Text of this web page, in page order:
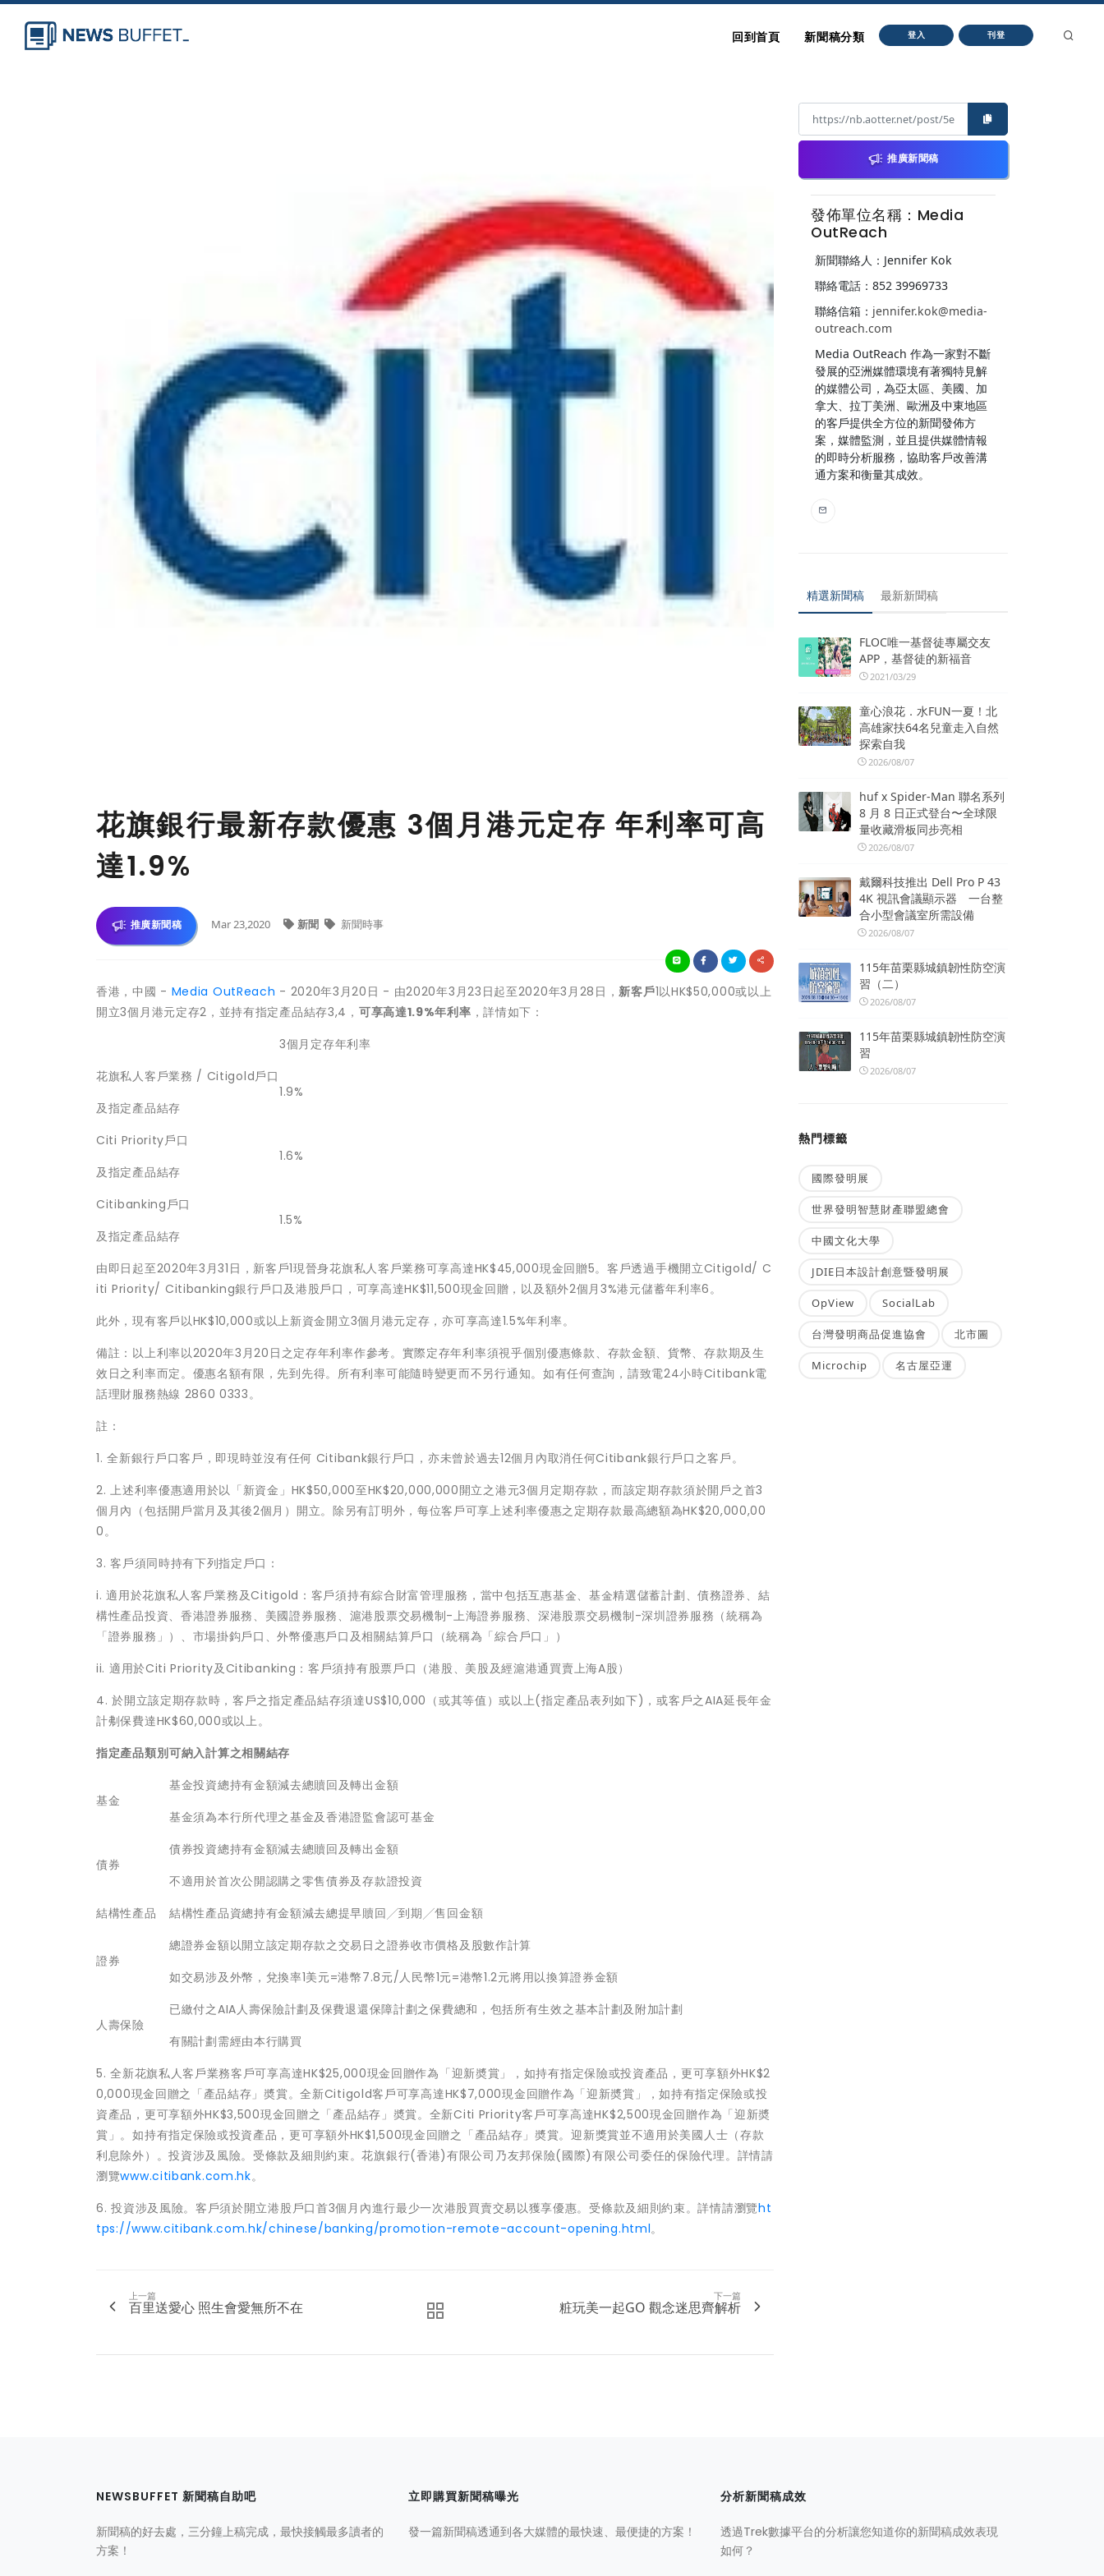
回到首頁 新聞稿分類 登入 刊登
花旗銀行最新存款優惠 3個月港元定存 年利率可高
達1.9%
推廣新聞稿 Mar 23,2020 新聞 新聞時事
香港，中國 - Media OutReach - 2020年3月20日 - 由2020年3月23日起至2020年3月28日，新客戶1以HK$50,000或以上
開立3個月港元定存2，並持有指定產品結存3,4， 可享高達1.9%年利率 ，詳情如下：
3個月定存年利率
花旗私人客戶業務 / Citigold戶口
及指定產品結存
1.9%
Citi Priority戶口
及指定產品結存
1.6%
Citibanking戶口
及指定產品結存
1.5%
由即日起至2020年3 月31 日 ， 新客戶1現晉身花旗私人客戶業務可享高達HK$45,000現金回贈5。客戶透過手機開立Citigold/ C
iti Priority/ Citibanking銀行戶口及港股戶口，可享高達HK$11,500現金回贈，以及額外2個月3%港元儲蓄年利率6。
此外，現有客戶以HK$10,000或以上新資金開立3個月港元定存，亦可享高達1.5%年利率。
備註：以上利率以2020年3月20日之定存年利率作參考。實際定存年利率須視乎個別優惠條款、存款金額、貨幣、存款期及生
效日之利率而定。優惠名額有限，先到先得。所有利率可能隨時變更而不另行通知。如有任何查詢，請致電24小時Citibank電
話理財服務熱線 2860 0333。
註：
1. 全新銀行戶口客戶，即現時並沒有任何 Citibank銀行戶口，亦未曾於過去12個月內取消任何Citibank銀行戶口之客戶。
2. 上述利率優惠適用於以「新資金」HK$50,000至HK$20,000,000開立之港元3個月定期存款，而該定期存款須於開戶之首3
個月內（包括開戶當月及其後2個月）開立。除另有訂明外，每位客戶可享上述利率優惠之定期存款最高總額為HK$20,000,00
0。
3. 客戶須同時持有下列指定戶口：
i. 適用於花旗私人客戶業務及Citigold：客戶須持有綜合財富管理服務，當中包括互惠基金、基金精選儲蓄計劃、債務證券、結
構性產品投資、香港證券服務、美國證券服務、滬港股票交易機制-上海證券服務、深港股票交易機制-深圳證券服務（統稱為
「證券服務」）、市場掛鈎戶口、外幣優惠戶口及相關結算戶口（統稱為「綜合戶口」）
ii. 適用於Citi Priority及Citibanking：客戶須持有股票戶口（港股、美股及經滬港通買賣上海A股）
4. 於開立該定期存款時，客戶之指定產品結存須達US$10,000（或其等值）或以上(指定產品表列如下)，或客戶之AIA延長年金
計刜保費達HK$60,000或以上。
指定產品類別可納入計算之相關結存
基金
基金投資總持有金額減去總贖回及轉出金額
基金須為本行所代理之基金及香港證監會認可基金
債券
債券投資總持有金額減去總贖回及轉出金額
不適用於首次公開認購之零售債券及存款證投資
結構性產品
結構性產品資總持有金額減去總提早贖回╱到期╱售回金額
證券
總證券金額以開立該定期存款之交易日之證券收市價格及股數作計算
如交易涉及外幣，兌換率1美元=港幣7.8元/人民幣1元=港幣1.2元將用以換算證券金額
人壽保險
已繳付之AIA人壽保險計劃及保費退還保障計劃之保費總和，包括所有生效之基本計劃及附加計劃
有關計劃需經由本行購買
5. 全新花旗私人客戶業務客戶可享高達HK$25,000現金回贈作為「迎新奬賞」，如持有指定保險或投資產品，更可享額外HK$2
0,000現金回贈之「產品結存」奬賞。全新Citigold客戶可享高達HK$7,000現金回贈作為「迎新奬賞」，如持有指定保險或投
資產品，更可享額外HK$3,500現金回贈之「產品結存」奬賞。全新Citi Priority客戶可享高達HK$2,500現金回贈作為「迎新奬
賞」。如持有指定保險或投資產品，更可享額外HK$1,500現金回贈之「產品結存」奬賞。迎新獎賞並不適用於美國人士（存款
利息除外）。投資涉及風險。受條款及細則約束。花旗銀行(香港)有限公司乃友邦保險(國際)有限公司委任的保險代理。詳情請
瀏覽www.citibank.com.hk。
6. 投資涉及風險。客戶須於開立港股戶口首3個月內進行最少一次港股買賣交易以獲享優惠。受條款及細則約束。詳情請瀏覽ht
tps://www.citibank.com.hk/chinese/banking/promotion-remote-account-opening.html。
上一篇
百里送愛心 照生會愛無所不在
下一篇
粧玩美一起GO 觀念迷思齊解析
推廣新聞稿
發佈單位名稱：Media
OutReach
新聞聯絡人：Jennifer Kok
聯絡電話：852 39969733
聯絡信箱： jennifer.kok@media-
outreach.com
Media OutReach 作為一家對不斷
發展的亞洲媒體環境有著獨特見解
的媒體公司，為亞太區、美國、加
拿大、拉丁美洲、歐洲及中東地區
的客戶提供全方位的新聞發佈方
案，媒體監測，並且提供媒體情報
的即時分析服務，協助客戶改善溝
通方案和衡量其成效。
精選新聞稿 最新新聞稿
FLOC唯一基督徒專屬交友
APP，基督徒的新福音
2021/03/29
童心浪花．水FUN一夏！北
高雄家扶64名兒童走入自然
探索自我
2026/08/07
huf x Spider-Man 聯名系列
8 月 8 日正式登台〜全球限
量收藏滑板同步亮相
2026/08/07
戴爾科技推出 Dell Pro P 43
4K 視訊會議顯示器 一台整
合小型會議室所需設備
2026/08/07
115年苗栗縣城鎮韌性防空演
習（二）
2026/08/07
115年苗栗縣城鎮韌性防空演
習
2026/08/07
熱門標籤
國際發明展
世界發明智慧財產聯盟總會
中國文化大學
JDIE日本設計創意暨發明展
OpView SocialLab
台灣發明商品促進協會 北市圖
Microchip 名古屋亞運
NEWSBUFFET 新聞稿自助吧
新聞稿的好去處，三分鐘上稿完成，最快接觸最多讀者的
方案！
立即購買新聞稿曝光
發一篇新聞稿透通到各大媒體的最快速、最便捷的方案！
分析新聞稿成效
透過Trek數據平台的分析讓您知道你的新聞稿成效表現
如何？